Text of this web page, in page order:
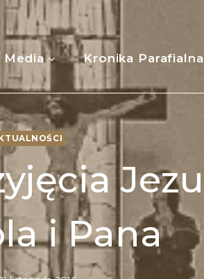
Media Kronika Parafialna
i Pana